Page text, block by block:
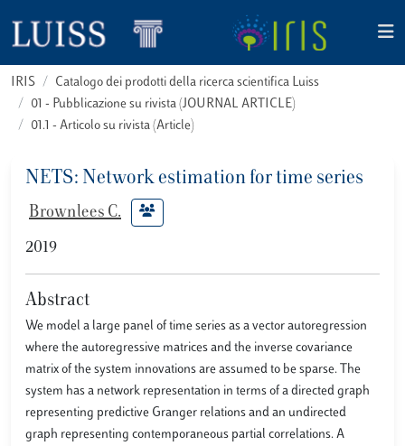
IRIS
Catalogo dei prodotti della ricerca scientifica Luiss
01 - Pubblicazione su rivista (JOURNAL ARTICLE)
01.1 - Articolo su rivista (Article)
NETS: Network estimation for time series
Brownlees C.
2019
Abstract
We model a large panel of time series as a vector autoregression
where the autoregressive matrices and the inverse covariance
matrix of the system innovations are assumed to be sparse. The
system has a network representation in terms of a directed graph
representing predictive Granger relations and an undirected
graph representing contemporaneous partial correlations. A